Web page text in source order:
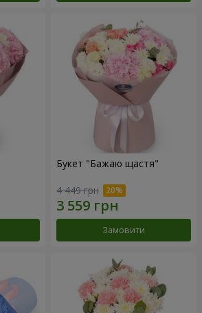
Букет "Бажаю щастя"
4 449 грн
Замовити